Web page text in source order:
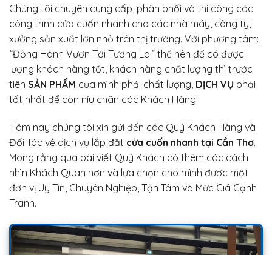
Chúng tôi chuyên cung cấp, phân phối và thi công các
công trình cửa cuốn nhanh cho các nhà máy, công ty,
xưởng sản xuất lớn nhỏ trên thị trường. Với phương tâm:
“Đồng Hành Vươn Tới Tương Lai” thế nên để có được
lượng khách hàng tốt, khách hàng chất lượng thì trước
tiên SẢN PHẨM của mình phải chất lượng, DỊCH VỤ phải
tốt nhất để còn níu chân các Khách Hàng.
Hôm nay chúng tôi xin gửi đến các Quý Khách Hàng và
Đối Tác về dịch vụ lắp đặt cửa cuốn nhanh tại Cần Thơ.
Mong rằng qua bài viết Quý Khách có thêm các cách
nhìn Khách Quan hơn và lựa chọn cho mình được một
đơn vị Uy Tín, Chuyên Nghiệp, Tận Tâm và Mức Giá Cạnh
Tranh.